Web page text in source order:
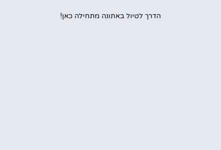
הדרך לטיול באתונה מתחילה כאן!